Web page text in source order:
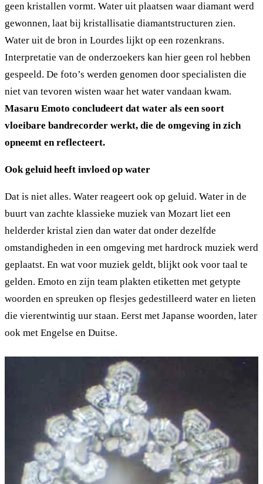
geen kristallen vormt. Water uit plaatsen waar diamant werd
gewonnen, laat bij kristallisatie diamantstructuren zien.
Water uit de bron in Lourdes lijkt op een rozenkrans.
Interpretatie van de onderzoekers kan hier geen rol hebben
gespeeld. De foto’s werden genomen door specialisten die
niet van tevoren wisten waar het water vandaan kwam.
Masaru Emoto concludeert dat water als een soort
vloeibare bandrecorder werkt, die de omgeving in zich
opneemt en reflecteert.
Ook geluid heeft invloed op water
Dat is niet alles. Water reageert ook op geluid. Water in de
buurt van zachte klassieke muziek van Mozart liet een
helderder kristal zien dan water dat onder dezelfde
omstandigheden in een omgeving met hardrock muziek werd
geplaatst. En wat voor muziek geldt, blijkt ook voor taal te
gelden. Emoto en zijn team plakten etiketten met getypte
woorden en spreuken op flesjes gedestilleerd water en lieten
die vierentwintig uur staan. Eerst met Japanse woorden, later
ook met Engelse en Duitse.